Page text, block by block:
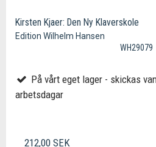
Kirsten Kjaer: Den Ny Klaverskole
Edition Wilhelm Hansen
WH29079
På vårt eget lager - skickas
arbetsdagar
212,00 SEK